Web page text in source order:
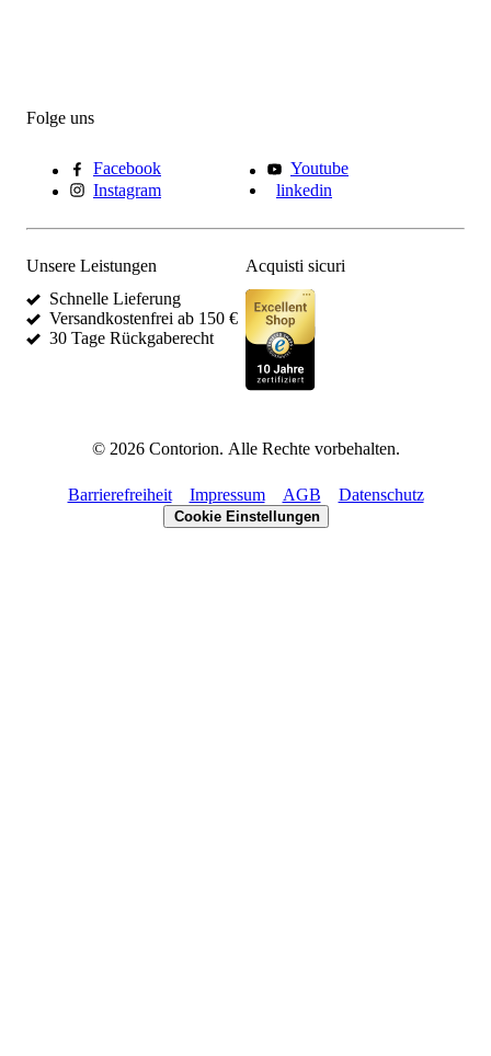
Folge uns
Facebook
Youtube
Instagram
linkedin
Unsere Leistungen
Schnelle Lieferung
Versandkostenfrei ab 150 €
30 Tage Rückgaberecht
Acquisti sicuri
© 2026Contorion. Alle Rechte vorbehalten.
Barrierefreiheit Impressum AGB Datenschutz
Cookie Einstellungen